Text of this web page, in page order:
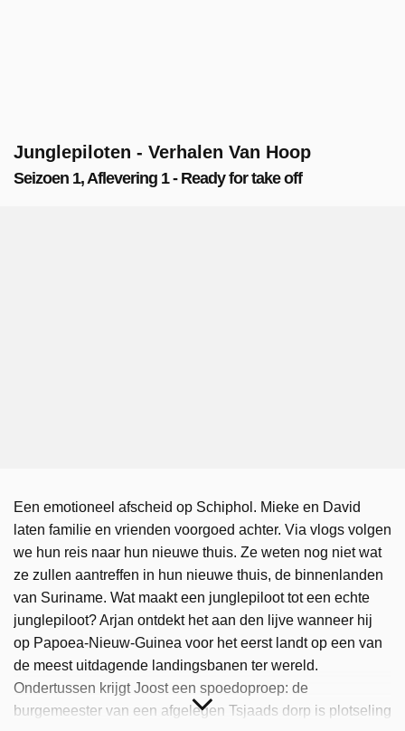
Junglepiloten - Verhalen Van Hoop
Seizoen 1, Aflevering 1 - Ready for take off
Een emotioneel afscheid op Schiphol. Mieke en David
laten familie en vrienden voorgoed achter. Via vlogs volgen
we hun reis naar hun nieuwe thuis. Ze weten nog niet wat
ze zullen aantreffen in hun nieuwe thuis, de binnenlanden
van Suriname. Wat maakt een junglepiloot tot een echte
junglepiloot? Arjan ontdekt het aan den lijve wanneer hij
op Papoea-Nieuw-Guinea voor het eerst landt op een van
de meest uitdagende landingsbanen ter wereld.
Ondertussen krijgt Joost een spoedoproep: de
burgemeester van een afgelegen Tsjaads dorp is plotseling